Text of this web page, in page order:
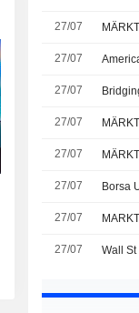
27/07
27/07
27/07
27/07
27/07
27/07 Borsa
27/07
27/07 Wall